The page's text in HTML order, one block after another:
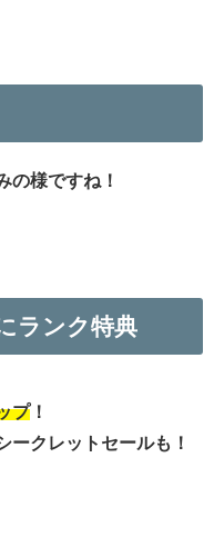
の様ですね！
ランク特典
プ！
ークレットセールも！